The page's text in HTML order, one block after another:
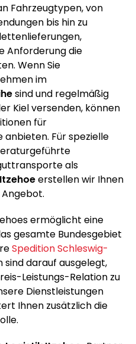
Fahrzeugtypen, von
bis hin zu
Anforderung die
Wenn Sie
im
sind und regelmäßig
Kiel versenden, können
für
Für spezielle
als
erstellen wir Ihnen
ermöglicht eine
gesamte Bundesgebiet
Spedition Schleswig-
sind darauf ausgelegt,
Leistungs-Relation zu
Dienstleistungen
Ihnen zusätzlich die